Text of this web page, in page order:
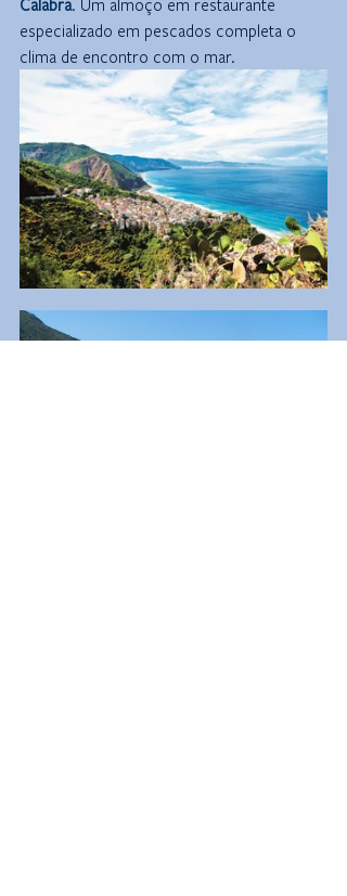
Calabra. Um almoço em restaurante
especializado em pescados completa o
clima de encontro com o mar.